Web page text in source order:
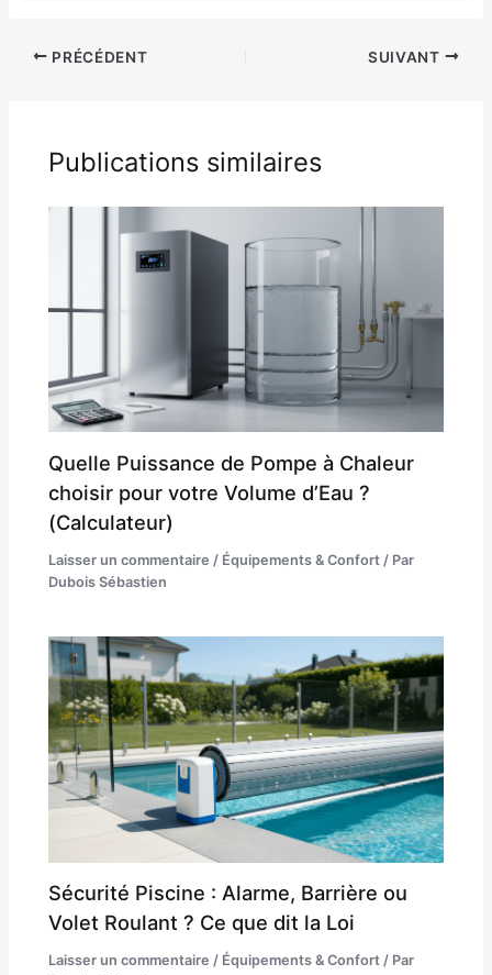
PRÉCÉDENT SUIVANT
Publications similaires
Quelle Puissance de Pompe à Chaleur
choisir pour votre Volume d’Eau ?
(Calculateur)
Laisser un commentaire / Équipements & Confort / Par
Dubois Sébastien
Sécurité Piscine : Alarme, Barrière ou
Volet Roulant ? Ce que dit la Loi
Laisser un commentaire / Équipements & Confort / Par